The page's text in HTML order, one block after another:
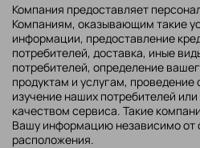
Компания предоставляет
Компаниям, оказывающим такие
информации, предоставление
потребителей, доставка, иные
потребителей, определение
продуктам и услугам,
изучение наших потребителей
качеством сервиса. Такие
Вашу информацию независимо от
расположения.